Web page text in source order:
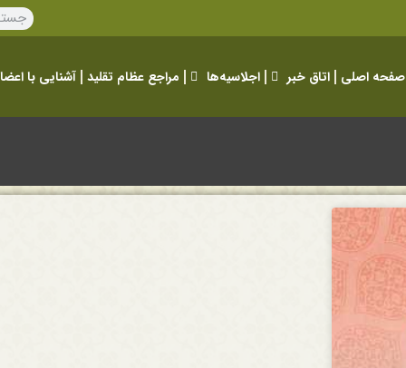
صفحه اصلی اتاق خبر اجلاسیه‌ها مراجع عظام تقلید آشنایی با اعضا